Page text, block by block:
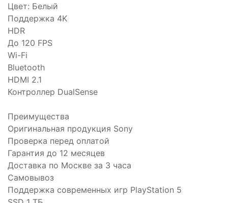
Цвет: Белый
Поддержка 4K
HDR
До 120 FPS
Wi-Fi
Bluetooth
HDMI 2.1
Контроллер DualSense
Преимущества
Оригинальная продукция Sony
Проверка перед оплатой
Гарантия до 12 месяцев
Доставка по Москве за 3 часа
Самовывоз
Поддержка современных игр PlayStation 5